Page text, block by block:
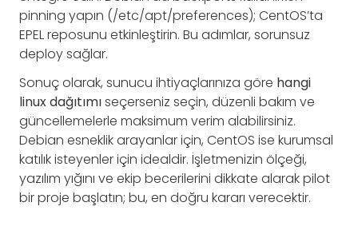
pinning yapın (/etc/apt/preferences); CentOS’ta
EPEL reposunu etkinleştirin. Bu adımlar, sorunsuz
deploy sağlar.
Sonuç olarak, sunucu ihtiyaçlarınıza göre hangi
linux dağıtımıseçerseniz seçin, düzenli bakım ve
güncellemelerle maksimum verim alabilirsiniz.
Debian esneklik arayanlar için, CentOS ise kurumsal
katılık isteyenler için idealdir. İşletmenizin ölçeği,
yazılım yığını ve ekip becerilerini dikkate alarak pilot
bir proje başlatın; bu, en doğru kararı verecektir.